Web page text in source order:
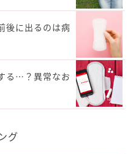
後に出るのは病
る…？異常なお
グ